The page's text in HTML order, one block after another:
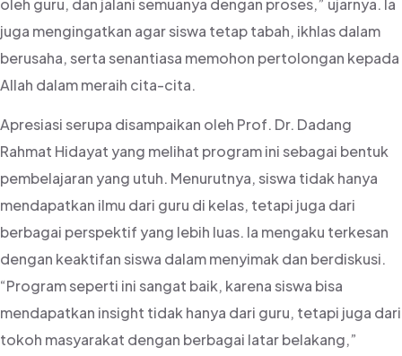
oleh guru, dan jalani semuanya dengan proses,” ujarnya. Ia
juga mengingatkan agar siswa tetap tabah, ikhlas dalam
berusaha, serta senantiasa memohon pertolongan kepada
Allah dalam meraih cita-cita.
Apresiasi serupa disampaikan oleh Prof. Dr. Dadang
Rahmat Hidayat yang melihat program ini sebagai bentuk
pembelajaran yang utuh. Menurutnya, siswa tidak hanya
mendapatkan ilmu dari guru di kelas, tetapi juga dari
berbagai perspektif yang lebih luas. Ia mengaku terkesan
dengan keaktifan siswa dalam menyimak dan berdiskusi.
“Program seperti ini sangat baik, karena siswa bisa
mendapatkan insight tidak hanya dari guru, tetapi juga dari
tokoh masyarakat dengan berbagai latar belakang,”